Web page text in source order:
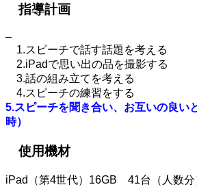
指導計画
–
1.スピーチで話す話題を考える
2.iPadで思い出の品を撮影する
3.話の組み立てを考える
4.スピーチの練習をする
5.スピーチを聞き合い、お互いの良い
時）
使用機材
iPad（第4世代）16GB 41台（人数分